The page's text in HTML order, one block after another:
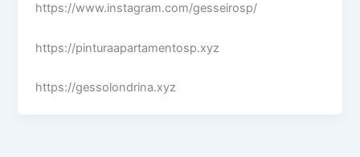
https://www.instagram.com/gesseirosp/
https://pinturaapartamentosp.xyz
https://gessolondrina.xyz